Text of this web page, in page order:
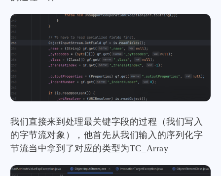
我们直接来到处理最关键字段的过程（我们写入
的字节流对象），他首先从我们输入的序列化字
节流当中拿到了对应的类型为TC_Array